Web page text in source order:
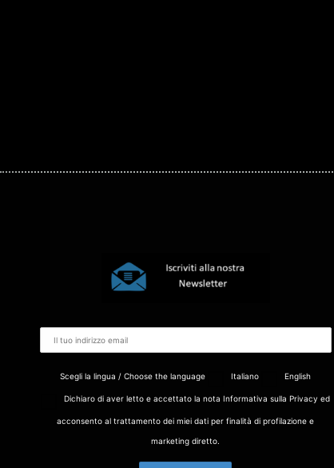
Scegli la lingua / Choose the language Italiano English
Dichiaro di aver letto e accettato la nota Informativa sulla Privacy ed
acconsento al trattamento dei miei dati per finalità di profilazione e
marketing diretto.